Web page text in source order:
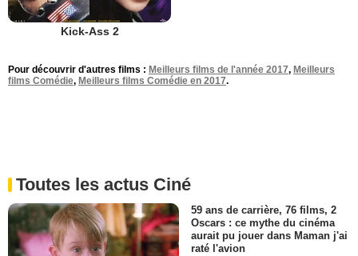
Kick-Ass 2
Pour découvrir d'autres films : Meilleurs films de l'année 2017, Meilleurs
films Comédie, Meilleurs films Comédie en 2017.
Toutes les actus Ciné
59 ans de carrière, 76 films, 2
Oscars : ce mythe du cinéma
aurait pu jouer dans Maman j'ai
raté l'avion